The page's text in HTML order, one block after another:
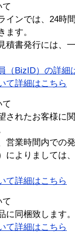
て
インでは、24時
ます。
積書発行には、
（BizID）の詳細
て詳細はこちら
て
されたお客様に
営業時間内での
によりましては
て詳細はこちら
て
に同梱致します。
て詳細はこちら